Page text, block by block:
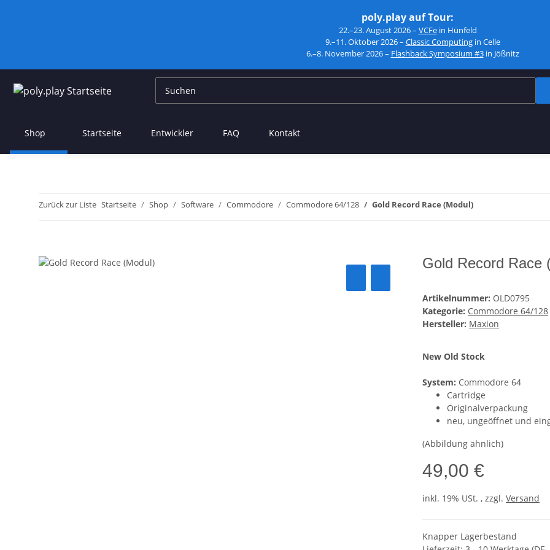
poly.play auf Tour:
22.–23. August 2026 – VCFein Hünfeld
9.–11. Oktober 2026 – Classic Computingin Celle
6.–8. November 2026 – Flashback Symposium #3in Jößnitz
Shop Startseite Entwickler FAQ Kontakt
Zurück zur Liste Startseite Shop Software Commodore Commodore 64/128 Gold Record Race (Modul)
Gold Record Race
Artikelnummer: OLD0795
Kategorie: Commodore 64/128
Hersteller: Maxion
New Old Stock
System: Commodore 64
Cartridge
Originalverpackung
neu, ungeöffnet und
(Abbildung ähnlich)
49,00 €
inkl. 19% USt. , zzgl. Versand
Knapper Lagerbestand